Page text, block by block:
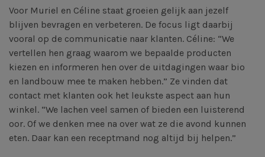
Voor Muriel en Céline staat groeien gelijk aan jezelf
blijven bevragen en verbeteren. De focus ligt daarbij
vooral op de communicatie naar klanten. Céline: “We
vertellen hen graag waarom we bepaalde producten
kiezen en informeren hen over de uitdagingen waar bio
en landbouw mee te maken hebben.” Ze vinden dat
contact met klanten ook het leukste aspect aan hun
winkel. “We lachen veel samen of bieden een luisterend
oor. Of we denken mee na over wat ze die avond kunnen
eten. Daar kan een receptmand nog altijd bij helpen.”